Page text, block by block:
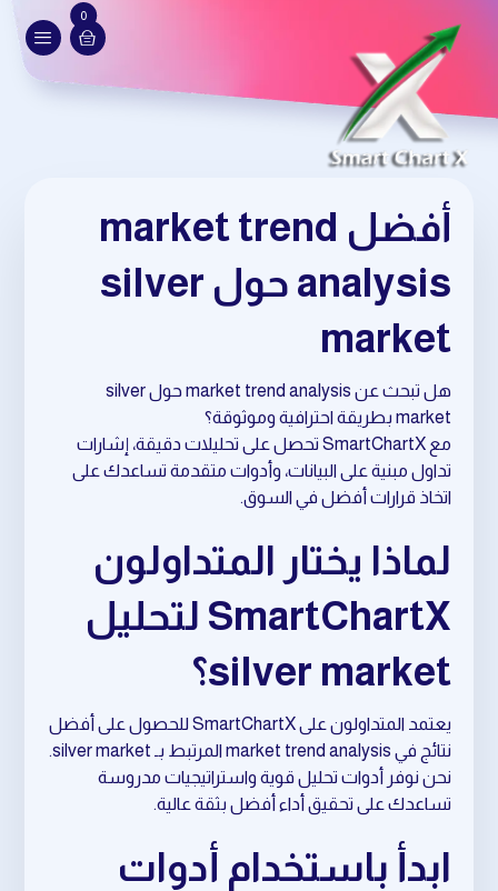
0
أفضل market trend
analysis حول silver
market
هل تبحث عن market trend analysis حول silver
market بطريقة احترافية وموثوقة؟
مع SmartChartX تحصل على تحليلات دقيقة، إشارات
تداول مبنية على البيانات، وأدوات متقدمة تساعدك على
اتخاذ قرارات أفضل في السوق.
لماذا يختار المتداولون
SmartChartX لتحليل
silver market؟
يعتمد المتداولون على SmartChartX للحصول على أفضل
نتائج في market trend analysis المرتبط بـ silver market.
نحن نوفر أدوات تحليل قوية واستراتيجيات مدروسة
تساعدك على تحقيق أداء أفضل بثقة عالية.
ابدأ باستخدام أدوات